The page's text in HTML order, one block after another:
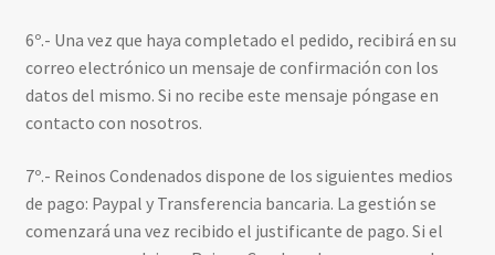
6º.- Una vez que haya completado el pedido, recibirá en su
correo electrónico un mensaje de confirmación con los
datos del mismo. Si no recibe este mensaje póngase en
contacto con nosotros.
7º.- Reinos Condenados dispone de los siguientes medios
de pago: Paypal y Transferencia bancaria. La gestión se
comenzará una vez recibido el justificante de pago. Si el